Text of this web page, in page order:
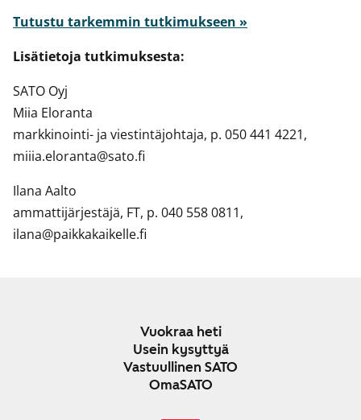
Tutustu tarkemmin tutkimukseen »
Lisätietoja tutkimuksesta:
SATO Oyj
Miia Eloranta
markkinointi- ja viestintäjohtaja, p. 050 441 4221,
miiia.eloranta@sato.fi
Ilana Aalto
ammattijärjestäjä, FT, p. 040 558 0811,
ilana@paikkakaikelle.fi
Vuokraa heti
Usein kysyttyä
Vastuullinen SATO
OmaSATO